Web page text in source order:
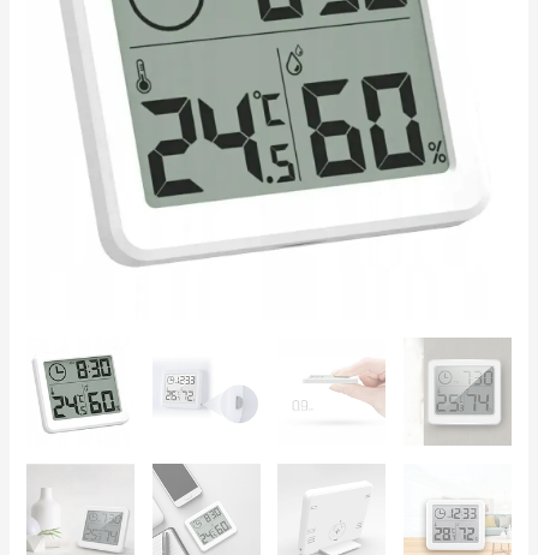
±1°C,
Hogar,
Invernadero